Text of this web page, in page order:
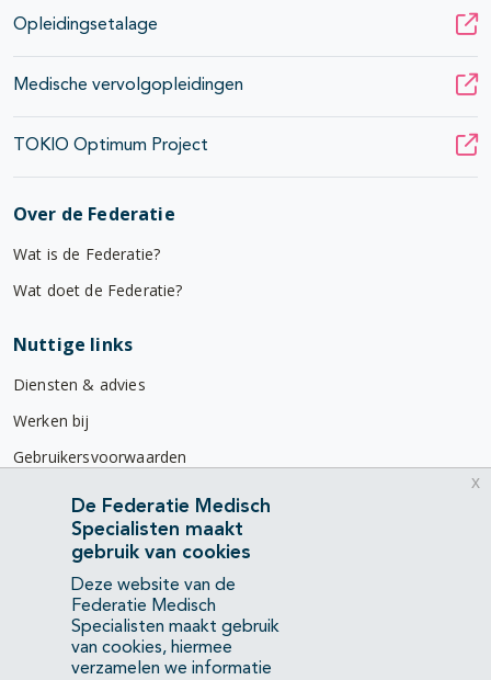
Opleidingsetalage
Medische vervolgopleidingen
TOKIO Optimum Project
Over de Federatie
Wat is de Federatie?
Wat doet de Federatie?
Nuttige links
Diensten & advies
Werken bij
Gebruikersvoorwaarden
Privacyverklaring
Contact
Mercatorlaan 1200
3528 BL Utrecht
(088) 505 34 34
De Federatie Medisch
Specialisten maakt
gebruik van cookies
Deze website van de
Federatie Medisch
Specialisten maakt gebruik
van cookies, hiermee
verzamelen we informatie
x